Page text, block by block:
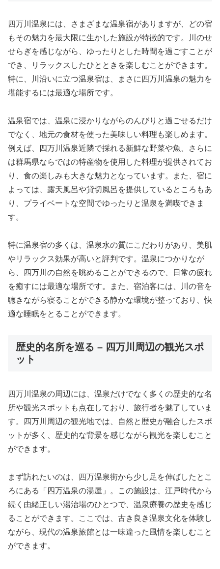
四万川温泉には、さまざまな温泉宿がありますが、どの宿
もその魅力を最大限に生かした施設が特徴的です。川のせ
せらぎを感じながら、ゆったりとした時間を過ごすことが
でき、リラックスしたひとときを楽しむことができます。
特に、川沿いに立つ温泉宿は、まさに四万川温泉の魅力を
堪能するには最適な場所です。
温泉宿では、温泉に浸かりながらのんびりと過ごせるだけ
でなく、地元の食材を使った美味しい料理も楽しめます。
例えば、四万川温泉近隣で採れる新鮮な野菜や魚、さらに
は群馬県ならではの特産物を使用した料理が提供されてお
り、食の楽しみも大きな魅力となっています。また、宿に
よっては、露天風呂や貸切風呂を提供しているところもあ
り、プライベートな空間でゆったりと温泉を満喫できま
す。
特に温泉宿の多くは、温泉水の質にこだわりがあり、美肌
やリラックス効果が高いと評判です。温泉につかりなが
ら、四万川の自然を眺めることができるので、日常の疲れ
を癒すには最適な場所です。また、宿泊客には、川の音を
聴きながら寝ることができる静かな環境が整っており、快
適な睡眠をとることができます。
歴史的名所を巡る – 四万川周辺の観光スポ
ット
四万川温泉の周辺には、温泉だけでなく多くの歴史的な名
所や観光スポットも点在しており、旅行者を魅了していま
す。四万川周辺の観光地では、自然と歴史が融合したスポ
ットが多く、歴史的な背景を感じながら観光を楽しむこと
ができます。
まず訪れたいのは、四万温泉街から少し足を伸ばしたとこ
ろにある「四万温泉の湯屋」。この施設は、江戸時代から
続く由緒正しい湯治場のひとつで、温泉療養の歴史を感じ
ることができます。ここでは、古き良き温泉文化を体験し
ながら、現代の温泉旅館とは一味違った風情を楽しむこと
ができます。